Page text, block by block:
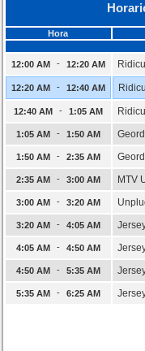
Hora
12:00 AM
- 12:20 AM
12:20 AM - 12:40 AM
12:40 AM - 1:05 AM
1:05 AM - 1:50 AM
1:50 AM - 2:35 AM
2:35 AM - 3:00 AM MTV
3:00 AM - 3:20 AM
3:20 AM - 4:05 AM
4:05 AM - 4:50 AM
4:50 AM - 5:35 AM
5:35 AM - 6:25 AM